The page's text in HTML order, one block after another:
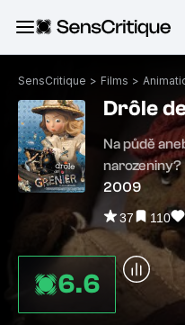
SensCritique > Films >
Drôle
Na půdě
narozeniny?
2009
37 110
6.6